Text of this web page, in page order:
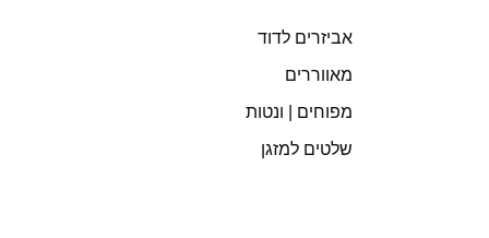
אביזרים לדוד
מאווררים
מפוחים | ונטות
שלטים למזגן